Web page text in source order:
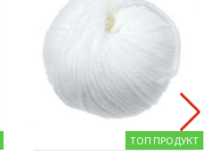
ТОП ПРОДУКТ